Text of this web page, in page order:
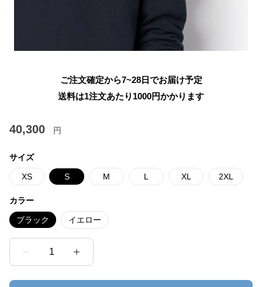
ご注文確定から7~28日でお届け予定
送料は1注文あたり 1000円かかります
40,300 円
サイズ
XS S M L XL 2XL
カラー
ブラック イエロー
1